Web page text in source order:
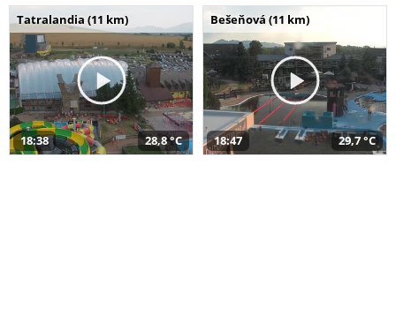
Tatralandia (11 km)
18:38 28,8 °C
Bešeňová (11 km)
18:47 29,7 °C